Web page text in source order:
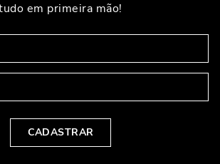
em primeira mão!
CADASTRAR